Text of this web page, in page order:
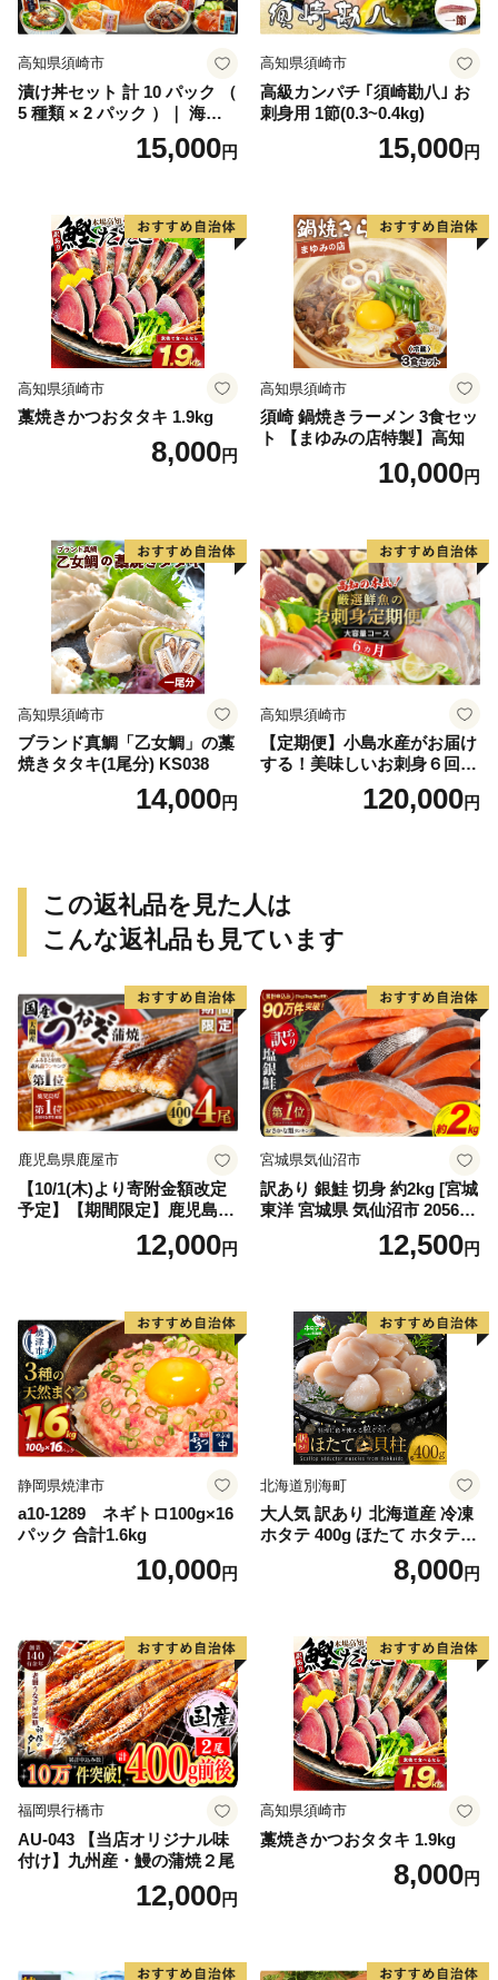
高知県須崎市
漬け丼セット 計 10 パック （
5 種類 × 2 パック ）｜ 海鮮
醤油 漬け 10 セット 藁焼き
鰹 タタキ かつお カツオ サバ
セット 惣菜 海鮮丼 お刺身 小
分け パック 国産 セット お茶
漬け 時短 簡単 お手軽 人気
惣菜 海の幸 刺し身 漬け 丼
加工品 冷凍 みなみ丸 高知県
須崎市 MM015_x2
15,000円
高知県須崎市
高級カンパチ ｢須崎勘八｣ お
刺身用 1節(0.3~0.4kg)
15,000円
高知県須崎市
藁焼きかつおタタキ 1.9kg
8,000円
高知県須崎市
須崎 鍋焼きラーメン 3食セッ
ト 【まゆみの店特製】高知
10,000円
高知県須崎市
ブランド真鯛「乙女鯛」の藁
焼きタタキ(1尾分) KS038
14,000円
高知県須崎市
【定期便】小島水産がお届け
する！美味しいお刺身６回コ
120,000円
この返礼品を見た人は
こんな返礼品も見ています
鹿児島県鹿屋市
【10/1(木)より寄附金額改定
予定】【期間限定】鹿児島県
大隅産うなぎ蒲焼4尾（400
g） KN007-02312,000円
宮城県気仙沼市
訳あり 銀鮭 切身 約2kg [宮城
東洋 宮城県 気仙沼市 205649
91] 鮭 魚介類 海鮮 訳アリ 規
格外 不揃い さけ サケ 鮭切身
切り身 魚 わけあり
12,500円
静岡県焼津市
a10-1289 ネギトロ100g×16
パック 合計1.6kg
10,000円
北海道別海町
大人気 訳あり 北海道産 冷凍
ホタテ 400g ほたて ホタテ
8,000円
福岡県行橋市
AU-043 【当店オリジナル味
付け】九州産・鰻の蒲焼２尾
12,000円
高知県須崎市
藁焼きかつおタタキ 1.9kg
8,000円